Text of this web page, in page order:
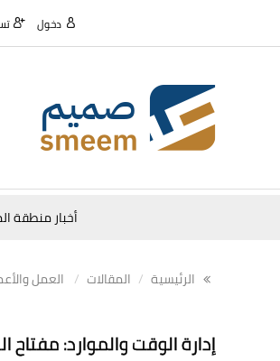
دخول
أخبار منطقة
الرئيسية المقالات العمل
إدارة الوقت والموارد: مفتاح